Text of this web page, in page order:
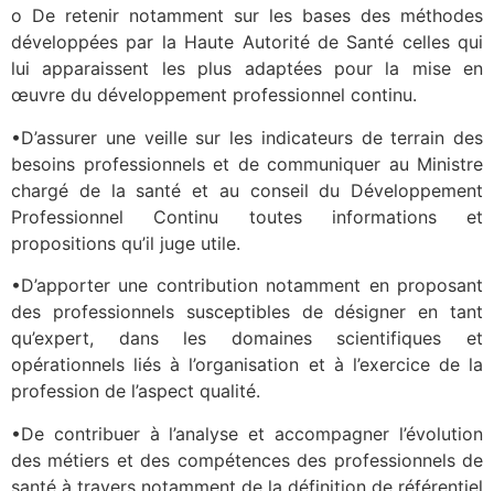
o De retenir notamment sur les bases des méthodes
développées par la Haute Autorité de Santé celles qui
lui apparaissent les plus adaptées pour la mise en
œuvre du développement professionnel continu.
•D’assurer une veille sur les indicateurs de terrain des
besoins professionnels et de communiquer au Ministre
chargé de la santé et au conseil du Développement
Professionnel Continu toutes informations et
propositions qu’il juge utile.
•D’apporter une contribution notamment en proposant
des professionnels susceptibles de désigner en tant
qu’expert, dans les domaines scientifiques et
opérationnels liés à l’organisation et à l’exercice de la
profession de l’aspect qualité.
•De contribuer à l’analyse et accompagner l’évolution
des métiers et des compétences des professionnels de
santé à travers notamment de la définition de référentiel